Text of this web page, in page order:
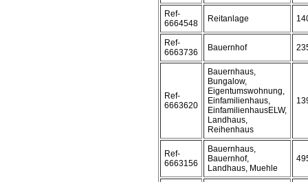
Ref-
6664548
Reitanlage
Ref-
6663736
Bauernhof
Ref-
6663620
Bauernhaus,
Bungalow,
Eigentumswohnung,
Einfamilienhaus,
EinfamilienhausELW,
Landhaus,
Reihenhaus
Ref-
6663156
Bauernhaus,
Bauernhof,
Landhaus, Muehle